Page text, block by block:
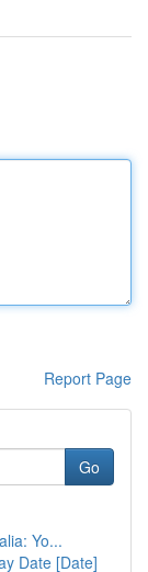
Report Page
Go
Yo...
Date [Date]